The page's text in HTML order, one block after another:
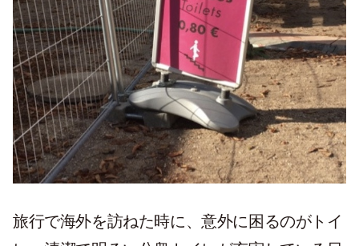
旅行で海外を訪ねた時に、意外に困るのがトイ